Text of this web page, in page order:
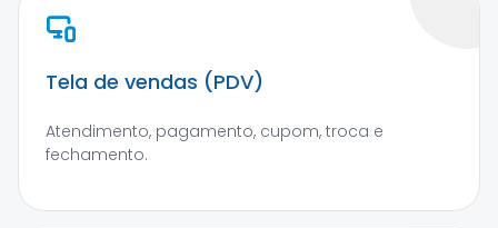
Tela de vendas (PDV)
Atendimento, pagamento, cupom, troca e
fechamento.